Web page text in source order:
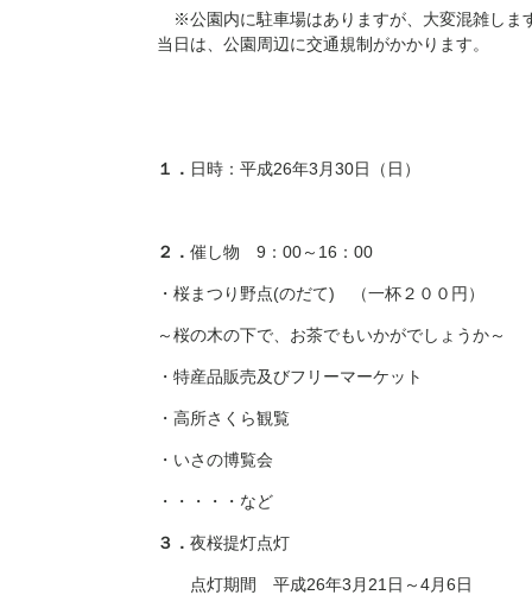
※公園内に駐車場はありますが、大変混雑しま
当日は、公園周辺に交通規制がかかります。
１． 日時：平成26年3月30日（日）
２． 催し物 9：00～16：00
・桜まつり 野点(のだて) （一杯２００円）
～桜の木の下で、お茶でもいかがでしょうか～
・特産品販売及びフリーマーケット
・高所さくら観覧
・いさの博覧会
・・・・・など
３． 夜桜提灯点灯
点灯期間 平成26年3月21日～4月6日